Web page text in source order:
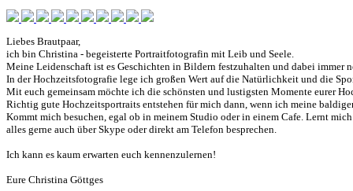
Liebes Brautpaar,
ich bin Christina - begeisterte Portraitfotografin mit Leib und Seele.
Meine Leidenschaft ist es Geschichten in Bildern festzuhalten und dabei immer
In der Hochzeitsfotografie lege ich großen Wert auf die Natürlichkeit und die
Mit euch gemeinsam möchte ich die schönsten und lustigsten Momente eurer
Richtig gute Hochzeitsportraits entstehen für mich dann, wenn ich meine
Kommt mich besuchen, egal ob in meinem Studio oder in einem Cafe. Lernt
alles gerne auch über Skype oder direkt am Telefon besprechen.
Ich kann es kaum erwarten euch kennenzulernen!
Eure Christina Göttges